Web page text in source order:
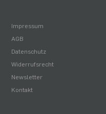
Impressum
AGB
Datenschutz
Widerrufsrecht
Newsletter
Kontakt